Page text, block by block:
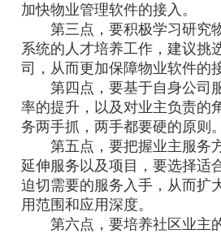
加快物业管理软件的接入。
第三点，要积极学习研究
系统的人才培养工作，建议挑
司，从而更加保障物业软件的
第四点，要基于自身公司
率的提升，以及对业主负责的
务两手抓，两手都要硬的原则。
第五点，要把握业主服务
延伸服务以及项目，要选择适
迫切需要的服务入手，从而扩
用范围和应用深度。
第六点，要培养社区业主